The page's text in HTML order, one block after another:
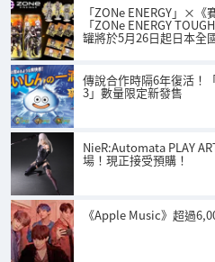
「ZONe ENERGY」×
「ZONe ENERGY
罐將於5月26日起日本全
傳說合作時隔6年復活！
3」數量限定新發售
NieR:Automata PLAY
場！現正接受預購！
《Apple Music》超過